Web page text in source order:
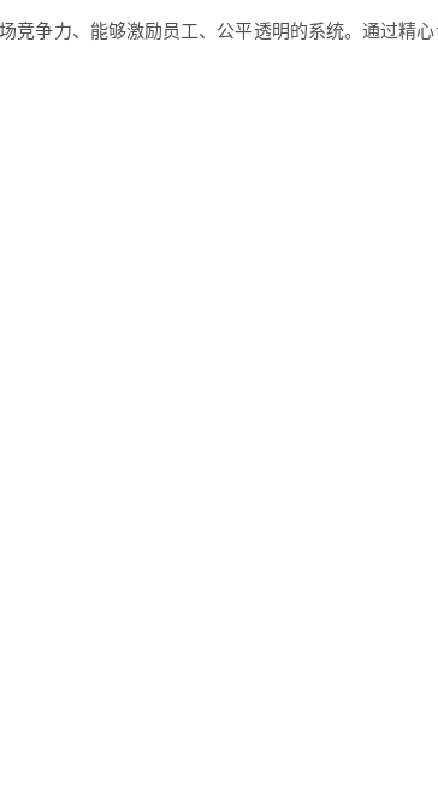
争力、能够激励员工、公平透明的系统。通过精